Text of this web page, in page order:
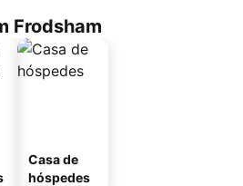
Frodsham
Casa de
hóspedes